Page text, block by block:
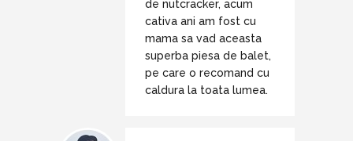
de nutcracker, acum
cativa ani am fost cu
mama sa vad aceasta
superba piesa de balet,
pe care o recomand cu
caldura la toata lumea.